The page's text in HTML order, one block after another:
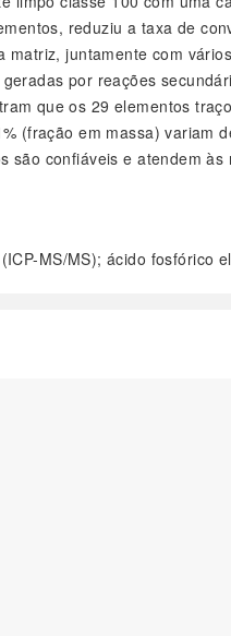
reduziu a taxa de
juntamente com
por reações
que os 29 elementos
(fração em massa)
confiáveis e atendem
MS/MS); ácido fosfórico